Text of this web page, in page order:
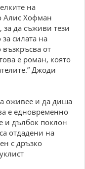
на
Алис Хофман
за да съживи тези
силата на
от
е роман, която
Джоди
оживее и да диша
е едновременно
и дълбок поклон
отдадени на
с дръзко